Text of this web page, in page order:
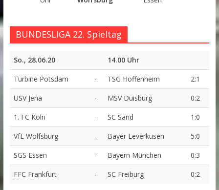
BUNDESLIGA 22. Spieltag
So., 28.06.20 14.00 Uhr
Turbine Potsdam - TSG Hoffenheim 2:1
USV Jena - MSV Duisburg 0:2
1. FC Köln - SC Sand 1:0
VfL Wolfsburg - Bayer Leverkusen 5:0
SGS Essen - Bayern München 0:3
FFC Frankfurt - SC Freiburg 0:2